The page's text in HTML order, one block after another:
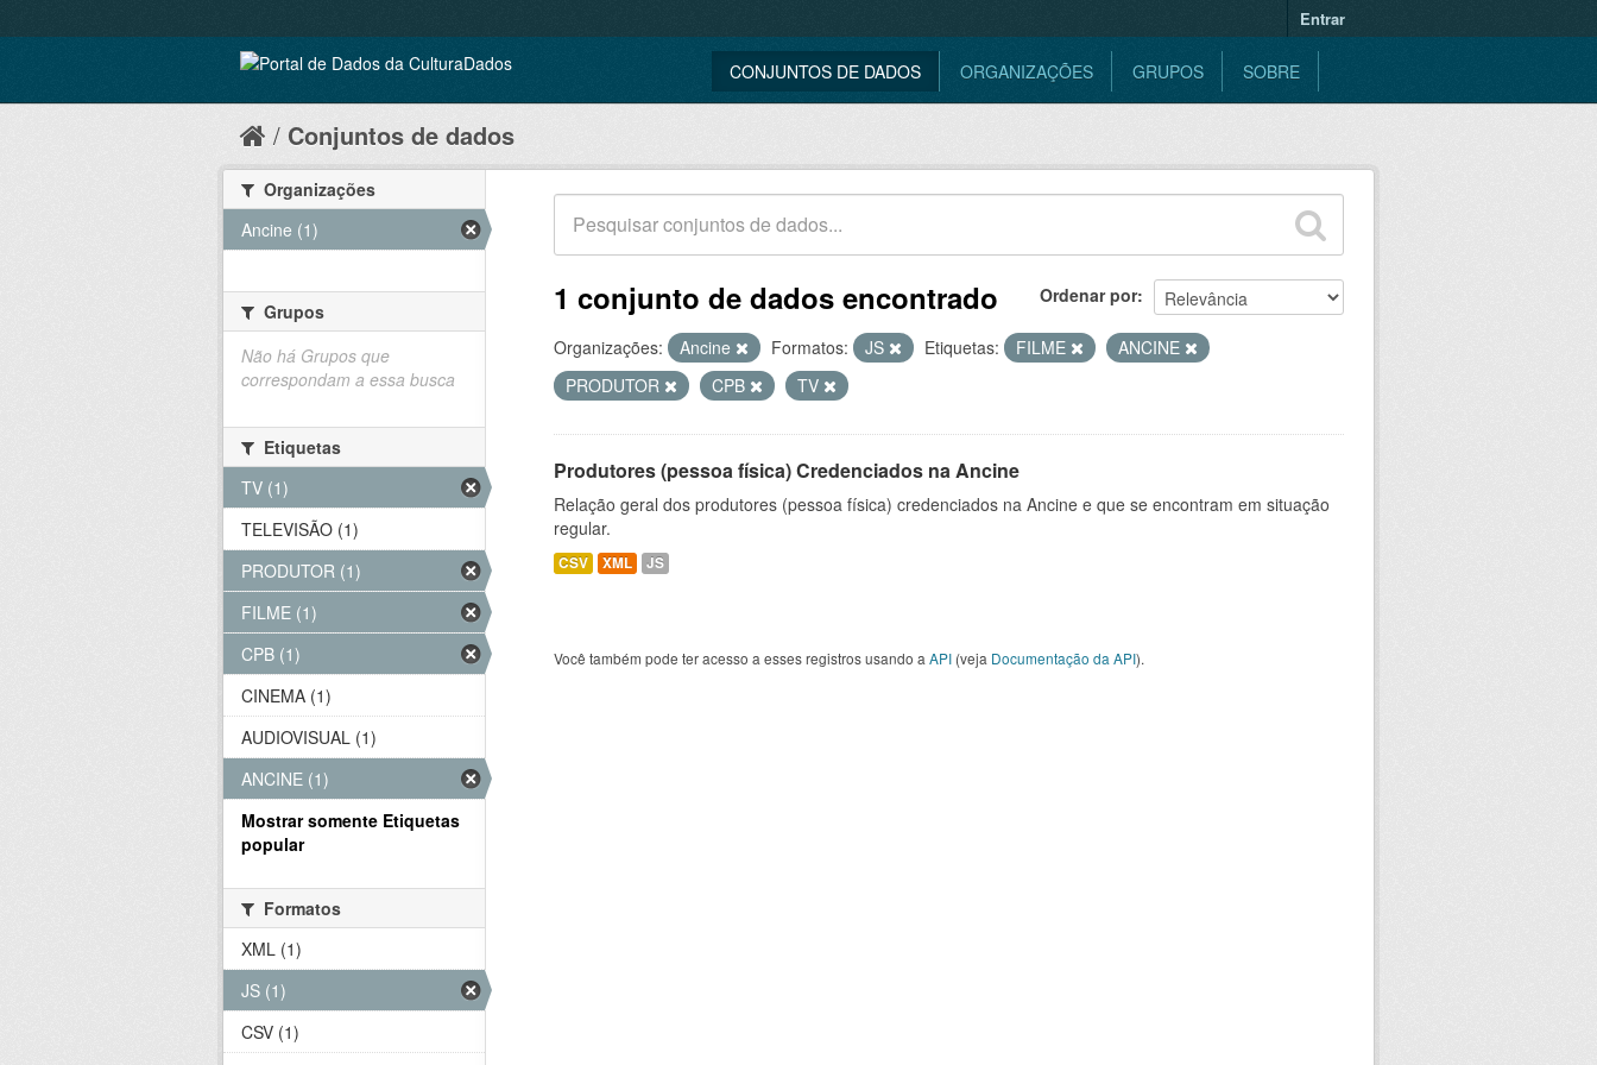
Entrar
CONJUNTOS DE DADOS ORGANIZAÇÕES GRUPOS SOBRE
Conjuntos de dados
Ordenar por
1 conjunto de dados encontrado
Organizações: Ancine Formatos: JS Etiquetas: FILME
ANCINE
PRODUTOR
CPB TV
Produtores (pessoa física) Credenciados na Ancine
Relação geral dos produtores (pessoa física) credenciados na Ancine e que se encontram em situação
regular.
CSV XML JS
Você também pode ter acesso a esses registros usando a API (veja Documentação da API).
Organizações
Ancine (1)
Grupos
Não há Grupos que
correspondam a essa busca
Etiquetas
TV (1)
TELEVISÃO (1)
PRODUTOR (1)
FILME (1)
CPB (1)
CINEMA (1)
AUDIOVISUAL (1)
ANCINE (1)
Mostrar somente Etiquetas
popular
Formatos
XML (1)
JS (1)
CSV (1)